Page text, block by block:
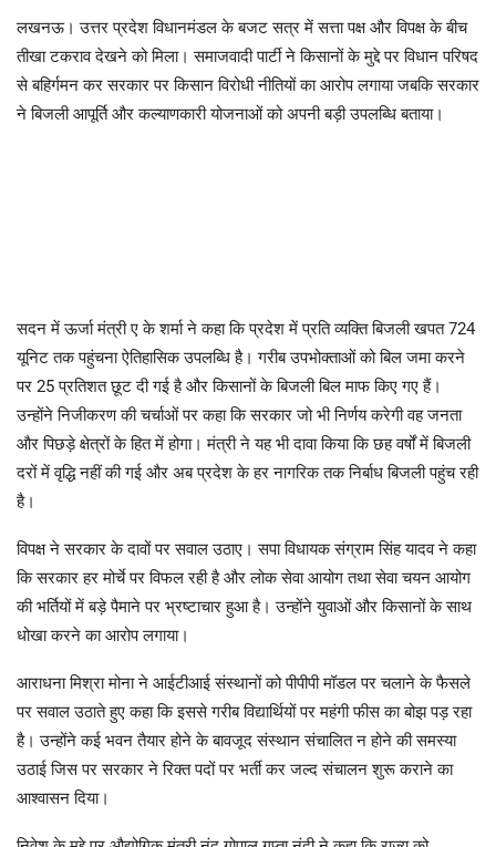
लखनऊ। उत्तर प्रदेश विधानमंडल के बजट सत्र में सत्ता पक्ष और विपक्ष के बीच
तीखा टकराव देखने को मिला। समाजवादी पार्टी ने किसानों के मुद्दे पर विधान परिषद
से बहिर्गमन कर सरकार पर किसान विरोधी नीतियों का आरोप लगाया जबकि सरकार
ने बिजली आपूर्ति और कल्याणकारी योजनाओं को अपनी बड़ी उपलब्धि बताया।
सदन में ऊर्जा मंत्री ए के शर्मा ने कहा कि प्रदेश में प्रति व्यक्ति बिजली खपत 724
यूनिट तक पहुंचना ऐतिहासिक उपलब्धि है। गरीब उपभोक्ताओं को बिल जमा करने
पर 25 प्रतिशत छूट दी गई है और किसानों के बिजली बिल माफ किए गए हैं।
उन्होंने निजीकरण की चर्चाओं पर कहा कि सरकार जो भी निर्णय करेगी वह जनता
और पिछड़े क्षेत्रों के हित में होगा। मंत्री ने यह भी दावा किया कि छह वर्षों में बिजली
दरों में वृद्धि नहीं की गई और अब प्रदेश के हर नागरिक तक निर्बाध बिजली पहुंच रही
है।
विपक्ष ने सरकार के दावों पर सवाल उठाए। सपा विधायक संग्राम सिंह यादव ने कहा
कि सरकार हर मोर्चे पर विफल रही है और लोक सेवा आयोग तथा सेवा चयन आयोग
की भर्तियों में बड़े पैमाने पर भ्रष्टाचार हुआ है। उन्होंने युवाओं और किसानों के साथ
धोखा करने का आरोप लगाया।
आराधना मिश्रा मोना ने आईटीआई संस्थानों को पीपीपी मॉडल पर चलाने के फैसले
पर सवाल उठाते हुए कहा कि इससे गरीब विद्यार्थियों पर महंगी फीस का बोझ पड़ रहा
है। उन्होंने कई भवन तैयार होने के बावजूद संस्थान संचालित न होने की समस्या
उठाई जिस पर सरकार ने रिक्त पदों पर भर्ती कर जल्द संचालन शुरू कराने का
आश्वासन दिया।